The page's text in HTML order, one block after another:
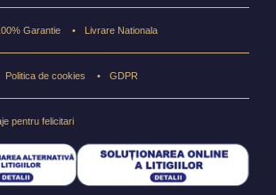
Garantie Livrare Nationala
Politica de cookies GDPR
pentru felicitari